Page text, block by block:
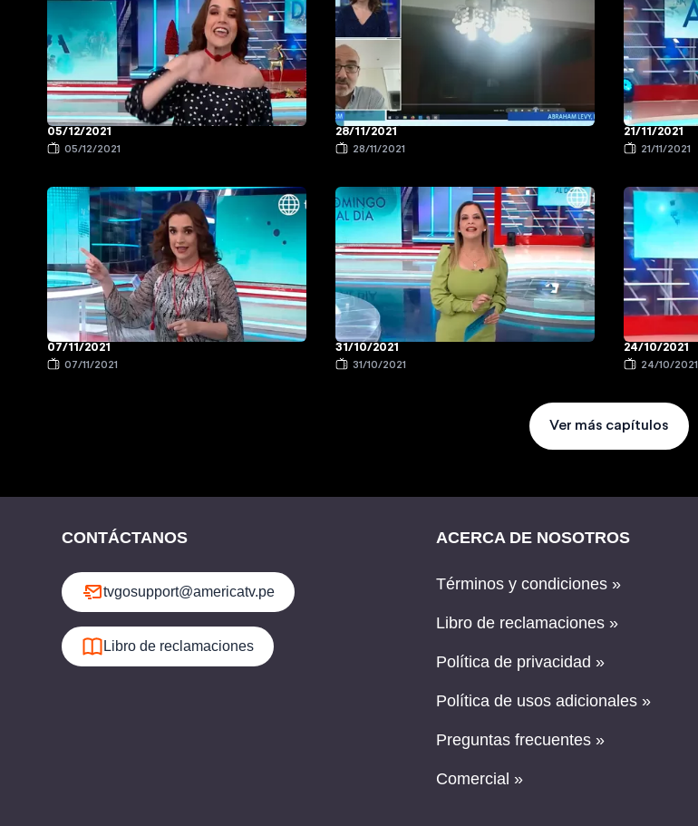
05/12/2021
05/12/2021
28/11/2021
28/11/2021
21/11/2021
21/11/2021
07/11/2021
07/11/2021
31/10/2021
31/10/2021
24/10/2021
24/10/2021
Ver más capítulos
CONTÁCTANOS
tvgosupport@americatv.pe
Libro de reclamaciones
ACERCA DE NOSOTROS
Términos y condiciones »
Libro de reclamaciones »
Política de privacidad »
Política de usos adicionales »
Preguntas frecuentes »
Comercial »